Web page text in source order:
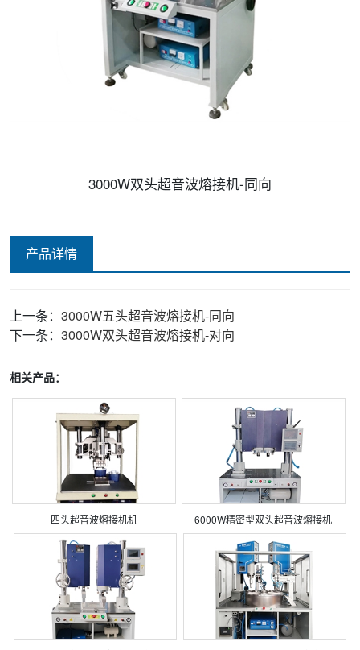
3000W双头超音波熔接机-同向
产品详情
上一条： 3000W五头超音波熔接机-同向
下一条： 3000W双头超音波熔接机-对向
相关产品：
四头超音波熔接机机 6000W精密型双头超音波熔接机